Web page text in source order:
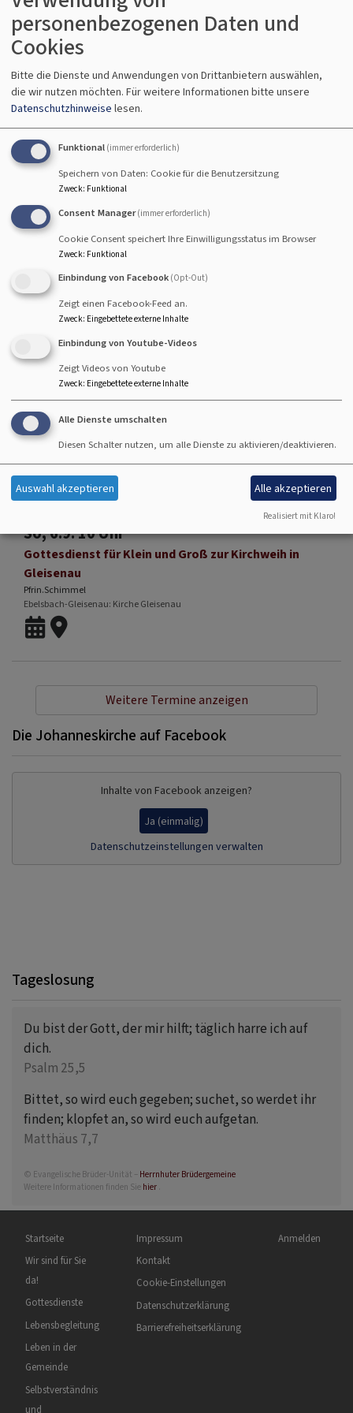
Hallstadt Johanneskirche Hallstadt
So, 16.8. 10 Uhr
Hallstadt Johanneskirche Hallstadt
So, 23.8. 10 Uhr
Lektorin Herold
Hallstadt
So, 30.8. 10 Uhr
Gottesdienst - anschließend Kirchenkaffee
Lektorin i.A.Teske
Hallstadt Johanneskirche Hallstadt
So, 6.9. 10 Uhr
Gottesdienst für Klein und Groß zur Kirchweih in
Gleisenau
Pfrin.Schimmel
Ebelsbach-Gleisenau Kirche Gleisenau
Weitere Termine anzeigen
Die Johanneskirche auf Facebook
Inhalte von Facebook anzeigen?
Ja (einmalig)
Datenschutzeinstellungen verwalten
Tageslosung
Du bist der Gott, der mir hilft; täglich harre ich auf
dich.
Psalm 25,5
Bittet, so wird euch gegeben; suchet, so werdet ihr
finden; klopfet an, so wird euch aufgetan.
Matthäus 7,7
© Evangelische Brüder-Unität – Herrnhuter Brüdergemeine
Weitere Informationen finden Sie hier .
Hauptnavigation
Startseite
Wir sind für Sie
da!
Gottesdienste
Lebensbegleitung
Leben in der
Gemeinde
Selbstverständnis
und
Fußbereichsmenü
Impressum
Kontakt
Cookie-Einstellungen
Datenschutzerklärung
Barrierefreiheitserklärung
Benutzermenü
Anmelden
personenbezogenen Daten und
Cookies
Bitte die Dienste und Anwendungen von Drittanbietern auswählen,
die wir nutzen möchten. Für weitere Informationen bitte unsere
Datenschutzhinweise lesen.
Funktional (immer erforderlich)
Speichern von Daten: Cookie für die Benutzersitzung
Zweck: Funktional
Consent Manager (immer erforderlich)
Cookie Consent speichert Ihre Einwilligungsstatus im Browser
Zweck: Funktional
Einbindung von Facebook (Opt-Out)
Zeigt einen Facebook-Feed an.
Zweck: Eingebettete externe Inhalte
Einbindung von Youtube-Videos
Zeigt Videos von Youtube
Zweck: Eingebettete externe Inhalte
Alle Dienste umschalten
Diesen Schalter nutzen, um alle Dienste zu aktivieren/deaktivieren.
Auswahl akzeptieren Alle akzeptieren
Realisiert mit Klaro!